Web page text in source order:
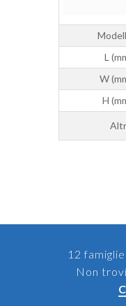
L
W
H
12
Non